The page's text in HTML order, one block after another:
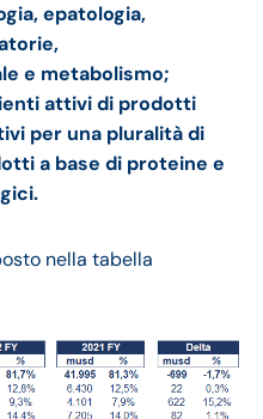
epatologia,
e metabolismo;
attivi di prodotti
per una pluralità di
a base di proteine e
nella tabella